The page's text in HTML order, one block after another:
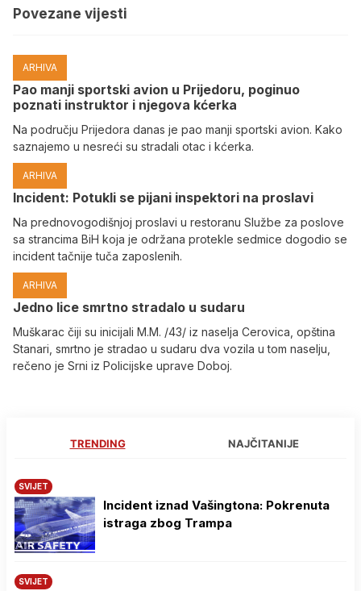
Povezane vijesti
ARHIVA
Pao manji sportski avion u Prijedoru, poginuo
poznati instruktor i njegova kćerka
Na području Prijedora danas je pao manji sportski avion. Kako
saznajemo u nesreći su stradali otac i kćerka.
ARHIVA
Incident: Potukli se pijani inspektori na proslavi
Na prednovogodišnjoj proslavi u restoranu Službe za poslove
sa strancima BiH koja je održana protekle sedmice dogodio se
incident tačnije tuča zaposlenih.
ARHIVA
Јedno lice smrtno stradalo u sudaru
Muškarac čiji su inicijali M.M. /43/ iz naselja Cerovica, opština
Stanari, smrtno je stradao u sudaru dva vozila u tom naselju,
rečeno je Srni iz Policijske uprave Doboj.
TRENDING NAJČITANIJE
SVIJET
Incident iznad Vašingtona: Pokrenuta
istraga zbog Trampa
SVIJET